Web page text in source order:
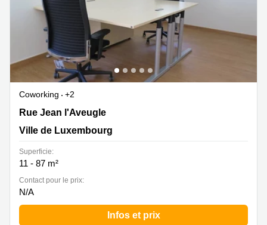
Coworking
+2
16, rue Jean l'Aveugle, Ville de Luxembourg
Rue Jean l'Aveugle
Ville de Luxembourg
Superficie:
11 - 87 m²
Contact pour le prix:
N/A
Infos et prix